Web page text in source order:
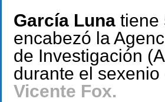
García Luna tiene
encabezó la
de Investigación
durante el sexenio
Vicente Fox.